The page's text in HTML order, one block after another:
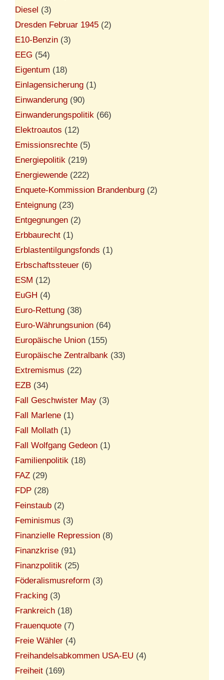
Diesel (3)
Dresden Februar 1945 (2)
E10-Benzin (3)
EEG (54)
Eigentum (18)
Einlagensicherung (1)
Einwanderung (90)
Einwanderungspolitik (66)
Elektroautos (12)
Emissionsrechte (5)
Energiepolitik (219)
Energiewende (222)
Enquete-Kommission Brandenburg (2)
Enteignung (23)
Entgegnungen (2)
Erbbaurecht (1)
Erblastentilgungsfonds (1)
Erbschaftssteuer (6)
ESM (12)
EuGH (4)
Euro-Rettung (38)
Euro-Währungsunion (64)
Europäische Union (155)
Europäische Zentralbank (33)
Extremismus (22)
EZB (34)
Fall Geschwister May (3)
Fall Marlene (1)
Fall Mollath (1)
Fall Wolfgang Gedeon (1)
Familienpolitik (18)
FAZ (29)
FDP (28)
Feinstaub (2)
Feminismus (3)
Finanzielle Repression (8)
Finanzkrise (91)
Finanzpolitik (25)
Föderalismusreform (3)
Fracking (3)
Frankreich (18)
Frauenquote (7)
Freie Wähler (4)
Freihandelsabkommen USA-EU (4)
Freiheit (169)